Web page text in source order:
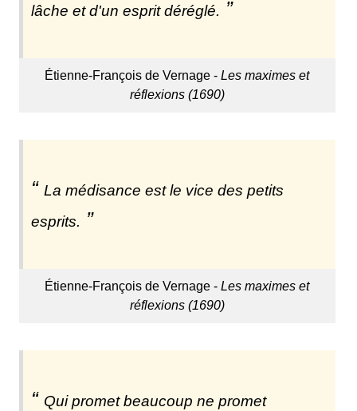
lâche et d'un esprit déréglé.
Étienne-François de Vernage -Les maximes et
réflexions (1690)
La médisance est le vice des petits
esprits.
Étienne-François de Vernage -Les maximes et
réflexions (1690)
Qui promet beaucoup ne promet